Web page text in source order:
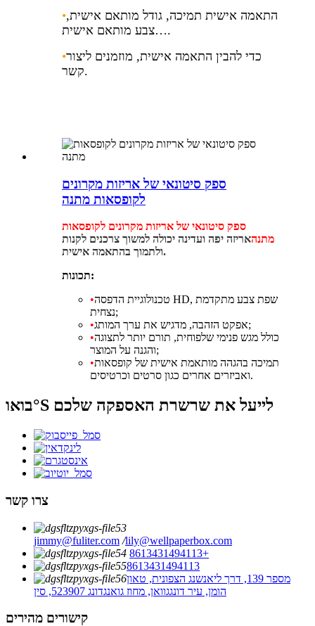
•התאמה אישית תמיכה, גודל מותאם אישית,
צבע מותאם אישית….
•כדי להבין התאמה אישית, מוזמנים ליצור
קשר.
ספק סיטונאי של אריזות מקרונים
לקופסאות מתנה
ספק סיטונאי של אריזות מקרונים לקופסאות
מתנהאריזה יפה ועדינה יכולה למשוך צרכנים לקנות
ולתמוך בהתאמה אישית.
תכונות:
•טכנולוגיית הדפסה HD, שפת צבע מתקדמת
נצחית;
•
אפקט הזהבה, מדגיש את ערך המותג;
•כולל מגש פנימי שלפוחית, תורם יותר לתצוגה
והגנה על המוצר;
•תמיכה בהגהה מותאמת אישית של קופסאות
ואביזרים אחרים כגון סרטים וכרטיסים.
בואו°S לייעל את שרשרת האספקה ​​שלכם
צרו קשר
jimmy@fuliter.com /lily@wellpaperbox.com
8613431494113+
8613431494113
מספר 139, דרך ליאנשנג הצפונית, טאון
הומן, עיר דונגגוואן, מחוז גואנגדונג 523907, סין
קישורים מהירים